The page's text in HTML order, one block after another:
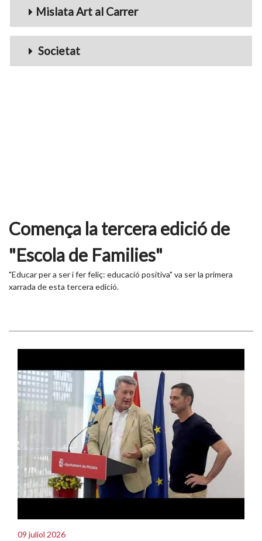
Mislata Art al Carrer
Societat
Comença la tercera edició de
"Escola de Families"
"Educar per a ser i fer feliç: educació positiva" va ser la primera
xarrada de esta tercera edició.
09 juliol 2026